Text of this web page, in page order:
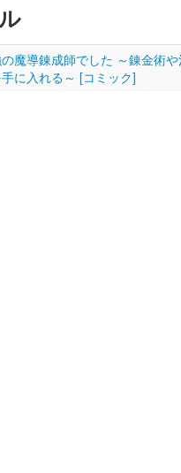
魔導錬成師でした ～錬金術
に入れる～ [コミック]